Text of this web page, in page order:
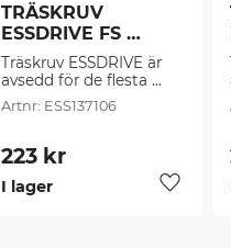
TRÄSKRUV
ESSDRIVE FS
CS/C4 -4,5 (200
st/frp)
Träskruv ESSDRIVE är
avsedd för de flesta
montage i spånskivor,
trä, plast, beslag, plugg
ESS137106
223kr
Lägg
I lager